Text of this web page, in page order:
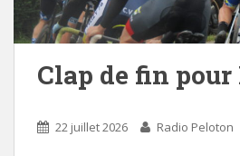
Clap de fin
22 juillet 2026 Radio Peloton